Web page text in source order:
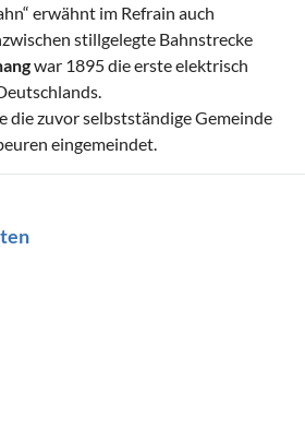
erwähnt im Refrain auch
stillgelegte Bahnstrecke
war 1895 die erste elektrisch
die zuvor selbstständige Gemeinde
eingemeindet.